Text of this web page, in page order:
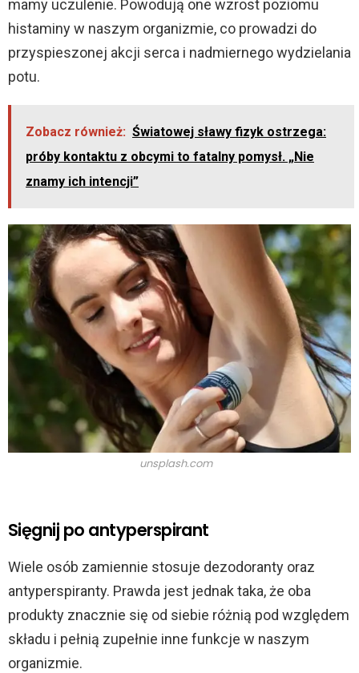
mamy uczulenie. Powodują one wzrost poziomu
histaminy w naszym organizmie, co prowadzi do
przyspieszonej akcji serca i nadmiernego wydzielania
potu.
Zobacz również: Światowej sławy fizyk ostrzega:
próby kontaktu z obcymi to fatalny pomysł. „Nie
znamy ich intencji”
unsplash.com
Sięgnij po antyperspirant
Wiele osób zamiennie stosuje dezodoranty oraz
antyperspiranty. Prawda jest jednak taka, że oba
produkty znacznie się od siebie różnią pod względem
składu i pełnią zupełnie inne funkcje w naszym
organizmie.